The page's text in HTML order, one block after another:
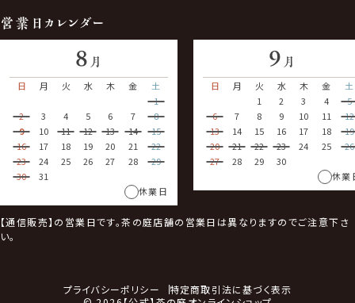
営業日カレンダー
8 月
日
月 火 水 木 金
土
1
2
3 4 5 6 7
8
9
10 11 12 13 14
15
16
17 18 19 20 21
22
23
24 25 26 27 28
29
30
31
休業日
9 月
日
月 火 水 木 金
土
1
2 3 4
5
6
7 8 9 10 11
12
13
14 15 16 17 18
19
20
21 22 23 24 25
26
27
28 29
30
休業
【通信販売】の営業日です。茶の庭店舗の営業日は異なりますのでご注意下さ
い。
プライバシーポリシー 特定商取引法に基づく表示